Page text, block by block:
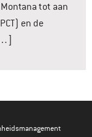
tot aan
en de